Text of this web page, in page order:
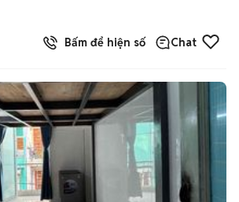
Bấm để hiện số Chat